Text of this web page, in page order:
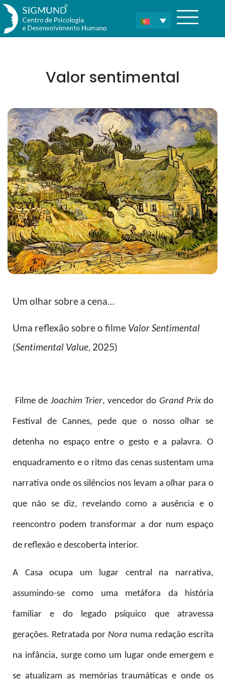
Valor sentimental
Um olhar sobre a cena…
Uma reflexão sobre o filme Valor Sentimental
(Sentimental Value, 2025)
Filme de Joachim Trier, vencedor do Grand Prixdo
Festival de Cannes, pede que o nosso olhar se
detenha no espaço entre o gesto e a palavra. O
enquadramento e o ritmo das cenas sustentam uma
narrativa onde os silêncios nos levam a olhar para o
que não se diz, revelando como a ausência e o
reencontro podem transformar a dor num espaço
de reflexão e descoberta interior.
A Casa ocupa um lugar central na narrativa,
assumindo-se como uma metáfora da história
familiar e do legado psíquico que atravessa
gerações. Retratada por Nora numa redação escrita
na infância, surge como um lugar onde emergem e
se atualizam as memórias traumáticas e onde os